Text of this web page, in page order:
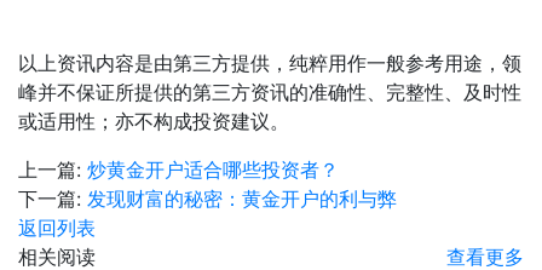
以上资讯内容是由第三方提供，纯粹用作一般参考用途，领
峰并不保证所提供的第三方资讯的准确性、完整性、及时性
或适用性；亦不构成投资建议。
上一篇: 炒黄金开户适合哪些投资者？
下一篇: 发现财富的秘密：黄金开户的利与弊
返回列表
相关阅读
查看更多